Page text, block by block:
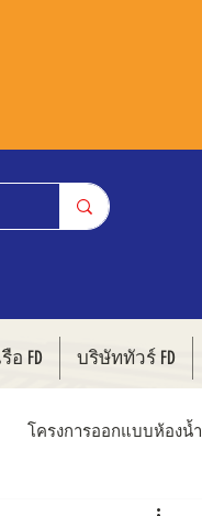
อ FD บริษัททัวร์ FD
โครงการออกแบบห้องน้ำ